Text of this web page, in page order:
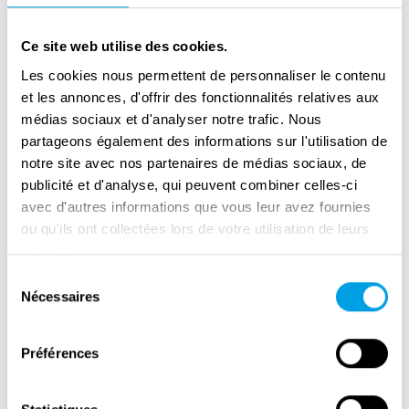
Ce site web utilise des cookies.
Les cookies nous permettent de personnaliser le contenu
et les annonces, d'offrir des fonctionnalités relatives aux
médias sociaux et d'analyser notre trafic. Nous
partageons également des informations sur l'utilisation de
notre site avec nos partenaires de médias sociaux, de
publicité et d'analyse, qui peuvent combiner celles-ci
avec d'autres informations que vous leur avez fournies
ou qu'ils ont collectées lors de votre utilisation de leurs
services.
Nécessaires
Préférences
Remembrance Day in Amsterdam